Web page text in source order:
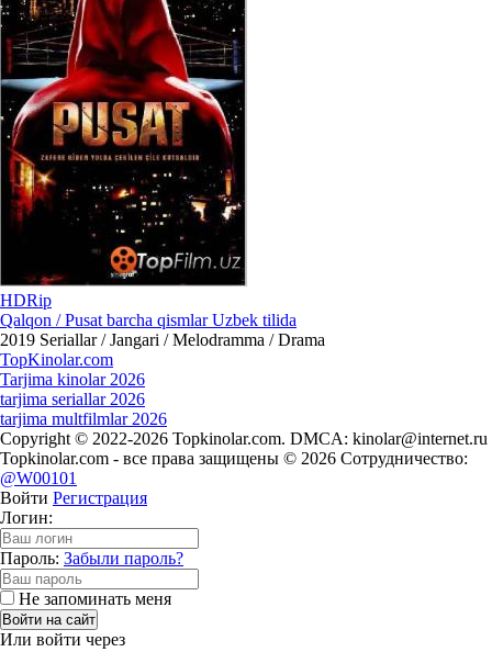
HDRip
Qalqon / Pusat barcha qismlar Uzbek tilida
2019 Seriallar / Jangari / Melodramma / Drama
TopKinolar.com
Tarjima kinolar 2026
tarjima seriallar 2026
tarjima multfilmlar 2026
Copyright © 2022-2026 Topkinolar.com. DMCA: kinolar@internet.ru
Topkinolar.com - все права защищены © 2026 Сотрудничество:
@W00101
Войти Регистрация
Логин:
Пароль: Забыли пароль?
Не запоминать меня
Войти на сайт
Или войти через